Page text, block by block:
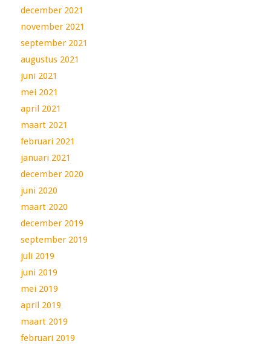
december 2021
november 2021
september 2021
augustus 2021
juni 2021
mei 2021
april 2021
maart 2021
februari 2021
januari 2021
december 2020
juni 2020
maart 2020
december 2019
september 2019
juli 2019
juni 2019
mei 2019
april 2019
maart 2019
februari 2019